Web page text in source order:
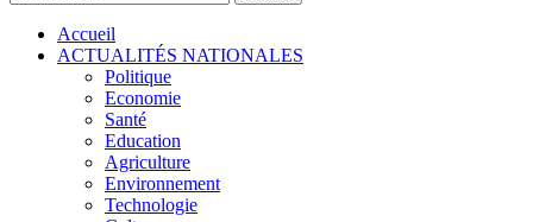
Accueil
ACTUALITÉS NATIONALES
Politique
Economie
Santé
Education
Agriculture
Environnement
Technologie